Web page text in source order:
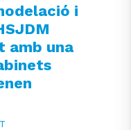
i
amb una